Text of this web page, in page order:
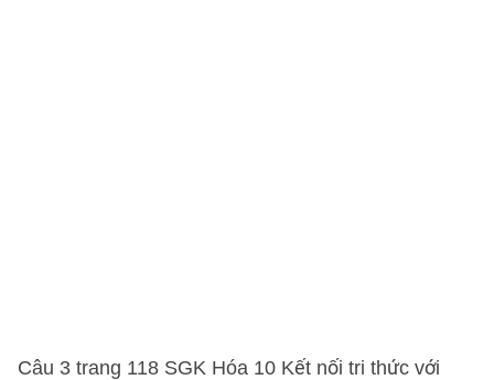
Câu 3 trang 118 SGK Hóa 10 Kết nối tri thức với